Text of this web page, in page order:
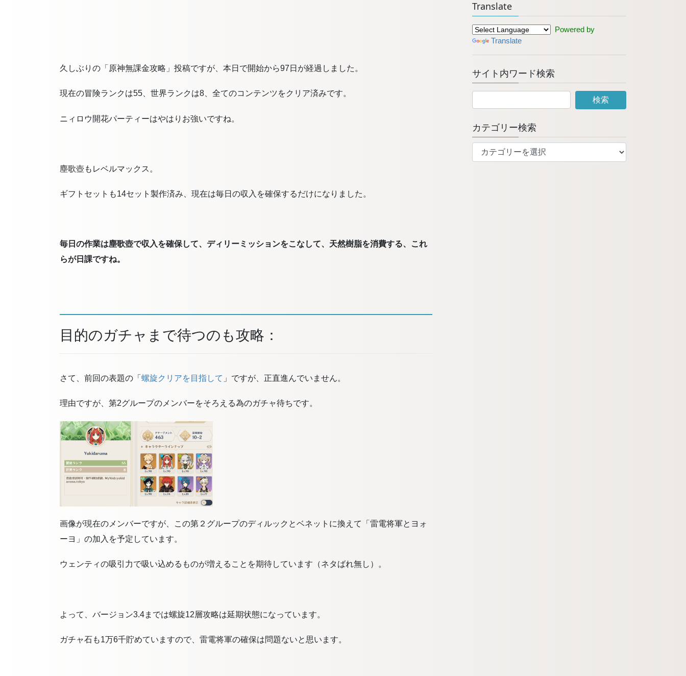
久しぶりの「原神無課金攻略」投稿ですが、本日で開始から97日が経過しました。
現在の冒険ランクは55、世界ランクは8、全てのコンテンツをクリア済みです。
ニィロウ開花パーティーはやはりお強いですね。
塵歌壺もレベルマックス。
ギフトセットも14セット製作済み、現在は毎日の収入を確保するだけになりました。
毎日の作業は塵歌壺で収入を確保して、ディリーミッションをこなして、天然樹脂を消費する、これ
らが日課ですね。
目的のガチャまで待つのも攻略：
さて、前回の表題の「 螺旋クリアを目指して 」ですが、正直進んでいません。
理由ですが、第2グループのメンバーをそろえる為のガチャ待ちです。
画像が現在のメンバーですが、この第２グループのディルックとベネットに換えて「雷電将軍とヨォ
ーヨ」の加入を予定しています。
ウェンティの吸引力で吸い込めるものが増えることを期待しています（ネタばれ無し）。
よって、バージョン3.4までは螺旋12層攻略は延期状態になっています。
ガチャ石も1万6千貯めていますので、雷電将軍の確保は問題ないと思います。
Translate
Powered by
Translate
サイト内ワード検索
カテゴリー検索
テ